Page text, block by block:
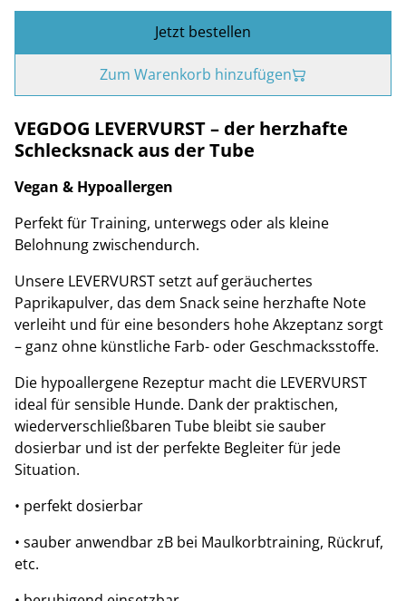
Jetzt bestellen
Zum Warenkorb hinzufügen
VEGDOG LEVERVURST – der herzhafte
Schlecksnack aus der Tube
Vegan & Hypoallergen
Perfekt für Training, unterwegs oder als kleine
Belohnung zwischendurch.
Unsere LEVERVURST setzt auf geräuchertes
Paprikapulver, das dem Snack seine herzhafte Note
verleiht und für eine besonders hohe Akzeptanz sorgt
– ganz ohne künstliche Farb- oder Geschmacksstoffe.
Die hypoallergene Rezeptur macht die LEVERVURST
ideal für sensible Hunde. Dank der praktischen,
wiederverschließbaren Tube bleibt sie sauber
dosierbar und ist der perfekte Begleiter für jede
Situation.
• perfekt dosierbar
• sauber anwendbar zB bei Maulkorbtraining, Rückruf,
etc.